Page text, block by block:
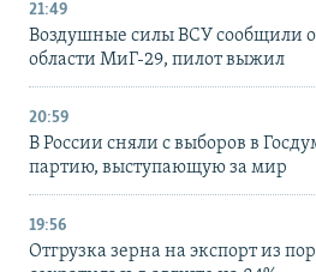
21:49
Воздушные силы ВСУ сообщили о
области МиГ-29, пилот выжил
20:59
В России сняли с выборов в
партию, выступающую за мир
19:56
Отгрузка зерна на экспорт из